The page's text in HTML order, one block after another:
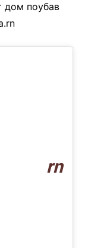
дом поубав
rn